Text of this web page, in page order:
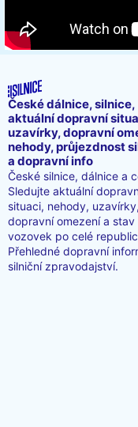
České dálnice, silnice,
aktuální dopravní
uzavírky, dopravní
nehody, průjezdnost
a dopravní info
České silnice, dálnice a
Sledujte aktuální
situaci, nehody, uzavírky,
dopravní omezení a stav
vozovek po celé
Přehledné dopravní
silniční zpravodajství.